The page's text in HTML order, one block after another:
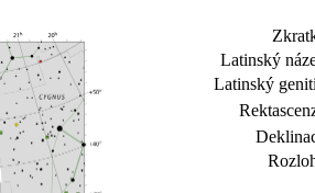
Latinský
Latinský